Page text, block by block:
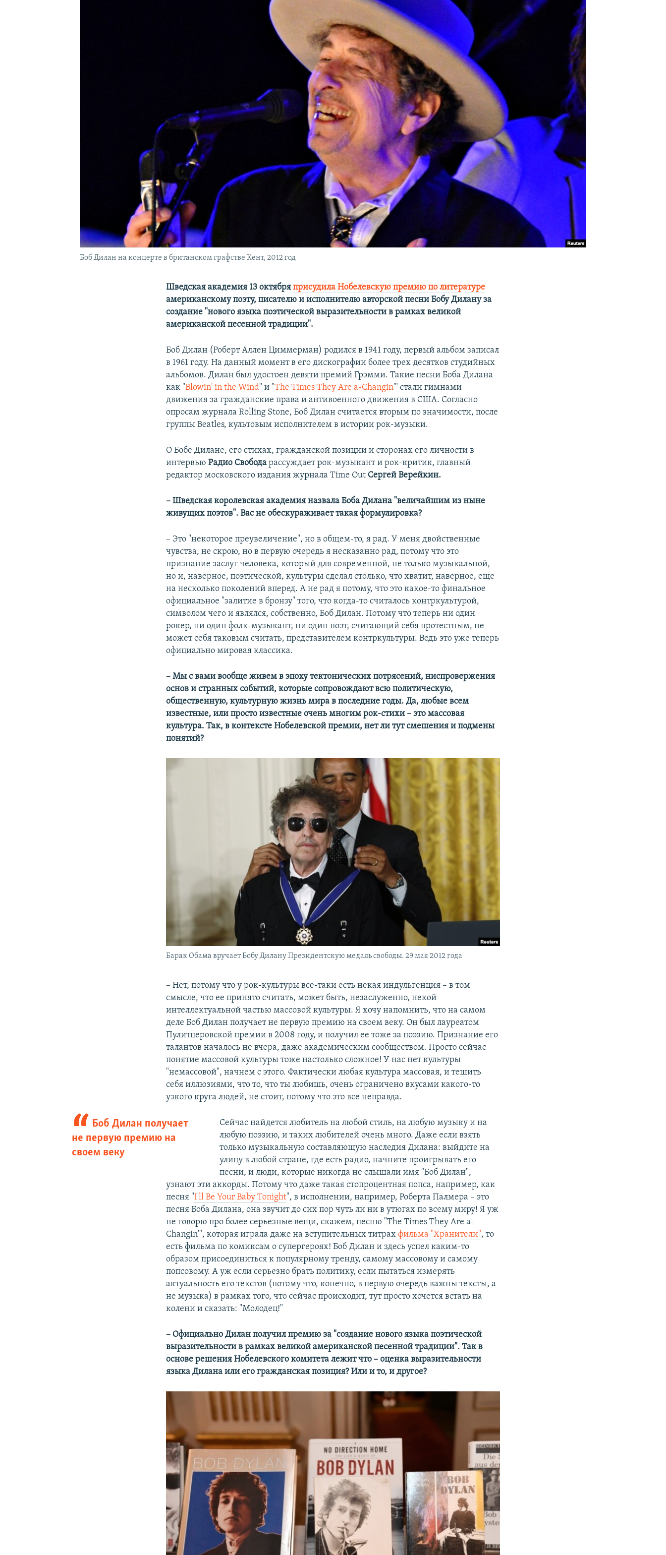
Боб Дилан на концерте в британском графстве Кент, 2012 год
Шведская академия 13 октябряприсудила Нобелевскую премию по литературе
американскому поэту, писателю и исполнителю авторской песни Бобу Дилану за
создание "нового языка поэтической выразительности в рамках великой
американской песенной традиции".
Боб Дилан (Роберт Аллен Циммерман) родился в 1941 году, первый альбом записал
в 1961 году. На данный момент в его дискографии более трех десятков студийных
альбомов. Дилан был удостоен девяти премий Грэмми. Такие песни Боба Дилана
как "Blowin' in the Wind" и "The Times They Are a-Changin'" стали гимнами
движения за гражданские права и антивоенного движения в США. Согласно
опросам журнала Rolling Stone, Боб Дилан считается вторым по значимости, после
группы Beatles, культовым исполнителем в истории рок-музыки.
О Бобе Дилане, его стихах, гражданской позиции и сторонах его личности в
интервьюРадио Свобода рассуждает рок-музыкант и рок-критик, главный
редактор московского издания журнала Time Out Сергей Верейкин.
–​ Шведская королевская академия назвала Боба Дилана "величайшим из ныне
живущих поэтов". Вас не обескураживает такая формулировка?
– Это "некоторое преувеличение", но в общем-то, я рад. У меня двойственные
чувства, не скрою, но в первую очередь я несказанно рад, потому что это
признание заслуг человека, который для современной, не только музыкальной,
но и, наверное, поэтической, культуры сделал столько, что хватит, наверное, еще
на несколько поколений вперед. А не рад я потому, что это какое-то финальное
официальное "залитие в бронзу" того, что когда-то считалось контркультурой,
символом чего и являлся, собственно, Боб Дилан. Потому что теперь ни один
рокер, ни один фолк-музыкант, ни один поэт, считающий себя протестным, не
может себя таковым считать, представителем контркультуры. Ведь это уже теперь
официально мировая классика.
–​ Мы с вами вообще живем в эпоху тектонических потрясений, ниспровержения
основ и странных событий, которые сопровождают всю политическую,
общественную, культурную жизнь мира в последние годы. Да, любые всем
известные, или просто известные очень многим рок-стихи –​ это массовая
культура. Так, в контексте Нобелевской премии, нет ли тут смешения и подмены
понятий?
Барак Обама вручает Бобу Дилану Президентскую медаль свободы. 29 мая 2012 года
​– Нет, потому что у рок-культуры все-таки есть некая индульгенция – в том
смысле, что ее принято считать, может быть, незаслуженно, некой
интеллектуальной частью массовой культуры. Я хочу напомнить, что на самом
деле Боб Дилан получает не первую премию на своем веку. Он был лауреатом
Пулитцеровской премии в 2008 году, и получил ее тоже за поэзию. Признание его
талантов началось не вчера, даже академическим сообществом. Просто сейчас
понятие массовой культуры тоже настолько сложное! У нас нет культуры
"немассовой", начнем с этого. Фактически любая культура массовая, и тешить
себя иллюзиями, что то, что ты любишь, очень ограничено вкусами какого-то
узкого круга людей, не стоит, потому что это все неправда.
Боб Дилан получает
не первую премию на
своем веку
Сейчас найдется любитель на любой стиль, на любую музыку и на
любую поэзию, и таких любителей очень много. Даже если взять
только музыкальную составляющую наследия Дилана: выйдите на
улицу в любой стране, где есть радио, начните проигрывать его
песни, и люди, которые никогда не слышали имя "Боб Дилан",
узнают эти аккорды. Потому что даже такая стопроцентная попса, например, как
песня "I'll Be Your Baby Tonight", в исполнении, например, Роберта Палмера – это
песня Боба Дилана, она звучит до сих пор чуть ли ни в утюгах по всему миру! Я уж
не говорю про более серьезные вещи, скажем, песню "The Times They Are a-
Changin'", которая играла даже на вступительных титрахфильма "Хранители", то
есть фильма по комиксам о супергероях! Боб Дилан и здесь успел каким-то
образом присоединиться к популярному тренду, самому массовому и самому
попсовому. А уж если серьезно брать политику, если пытаться измерять
актуальность его текстов (потому что, конечно, в первую очередь важны тексты, а
не музыка) в рамках того, что сейчас происходит, тут просто хочется встать на
колени и сказать: "Молодец!"
–​ Официально Дилан получил премию за "создание нового языка поэтической
выразительности в рамках великой американской песенной традиции". Так в
основе решения Нобелевского комитета лежит что –​ оценка выразительности
языка Дилана или его гражданская позиция? Или и то, и другое?